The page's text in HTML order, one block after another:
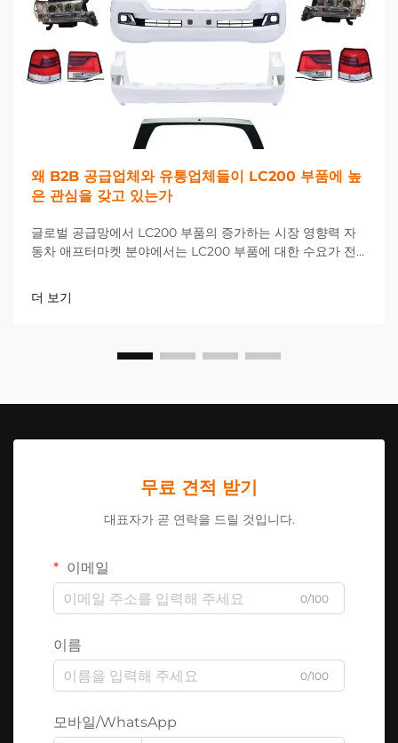
왜 B2B 공급업체와 유통업체들이 LC200 부품에 높
은 관심을 갖고 있는가
글로벌 공급망에서 LC200 부품의 증가하는 시장 영향력 자
동차 애프터마켓 분야에서는 LC200 부품에 대한 수요가 전
체들에게 새로운 기회와 과제를 제공하고 있습니다...
더 보기
무료 견적 받기
대표자가 곧 연락을 드릴 것입니다.
이메일
0/100
이름
0/100
모바일/WhatsApp